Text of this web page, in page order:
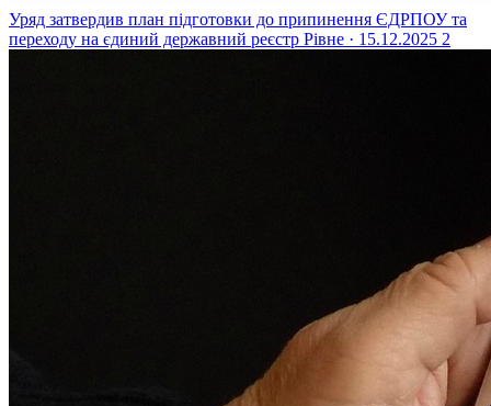
Уряд затвердив план підготовки до припинення ЄДРПОУ та
переходу на єдиний державний реєстр Рівне · 15.12.2025 2